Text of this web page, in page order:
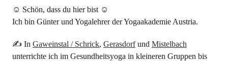
☺ Schön, dass du hier bist ☺
Ich bin Günter und Yogalehrer der Yogaakademie Austria.
✍ In Gaweinstal / Schrick, Gerasdorfund Mistelbach
unterrichte ich im Gesundheitsyoga in kleineren Gruppen bis